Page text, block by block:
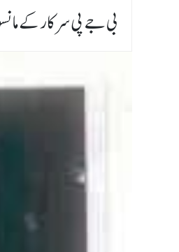
بی جے پی سرکارکے